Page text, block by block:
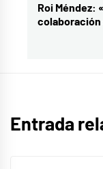
Entrada
siguiente:
Roi Méndez:
colaboración
Entrada